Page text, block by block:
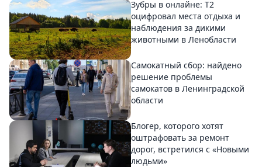
Зубры в онлайне: Т2
оцифровал места отдыха и
наблюдения за дикими
животными в Ленобласти
Самокатный сбор: найдено
решение проблемы
самокатов в Ленинградской
области
Блогер, которого хотят
оштрафовать за ремонт
дорог, встретился с «Новыми
людьми»